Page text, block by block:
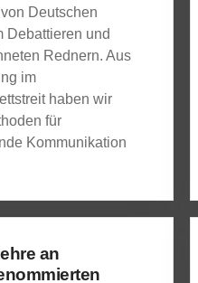
Deutschen
Debattieren und
Rednern. Aus
im
haben wir
für
Kommunikation
an